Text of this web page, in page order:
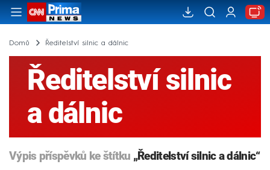
Domů Ředitelství silnic a dálnic
Ředitelství silnic
a dálnic
Výpis příspěvků ke štítku „Ředitelství silnic a dálnic“